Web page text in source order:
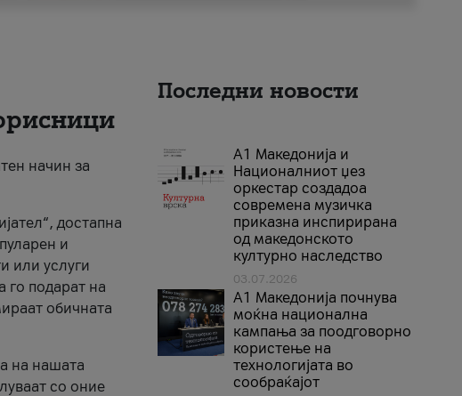
начин за
достапна
и
или услуги
го подарат на
обичната
на нашата
со оние
Последни новости
А1 Македонија и
Националниот џез
оркестар создадоа
современа музичка
приказна инспирирана
од македонското
културно наследство
03.07.2026
A1 Македонија почнува
моќна национална
кампања за поодговорно
користење на
технологијата во
сообраќајот